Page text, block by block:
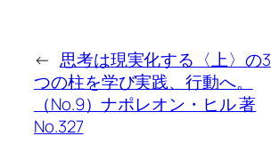
← 思考は現実化する〈上〉の3
つの柱を学び実践、行動へ。
（No.9）ナポレオン・ヒル 著
No.327